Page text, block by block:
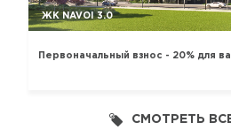
ЖК NAVOI 3.0
Первоначальный взнос - 20% для
СМОТРЕТЬ